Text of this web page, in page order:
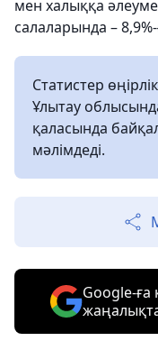
мен халыққа
салаларында –
Статистер
Ұлытау
қаласында
мәлімдеді.
Google-